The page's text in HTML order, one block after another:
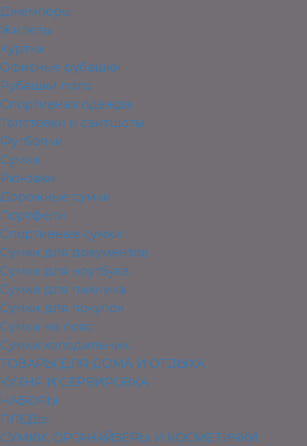
Джемперы
Жилеты
Куртки
Офисные рубашки
Рубашки поло
Спортивная одежда
Толстовки и свитшоты
Футболки
Сумки
Рюкзаки
Дорожные сумки
Портфели
Спортивные сумки
Сумки для документов
Сумки для ноутбука
Сумки для пикника
Сумки для покупок
Сумки на пояс
Сумки холодильник
ТОВАРЫ ДЛЯ ДОМА И ОТДЫХА
КУХНЯ И СЕРВИРОВКА
НАБОРЫ
ПЛЕДЫ
СУМКИ, ОРГАНАЙЗЕРЫ И КОСМЕТИЧКИ